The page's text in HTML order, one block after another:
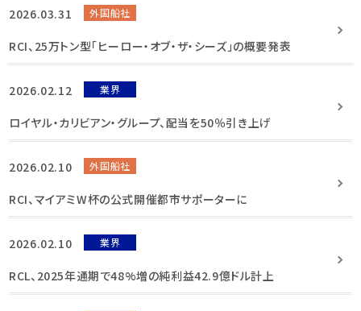
2026.03.31 外国船社
RCI、25万トン型「ヒーロー・オブ・ザ・シーズ」の概要発表
2026.02.12 業界
ロイヤル・カリビアン・グループ、配当を50％引き上げ
2026.02.10 外国船社
RCI、マイアミW杯の公式開催都市サポーターに
2026.02.10 業界
RCL、2025年通期で48%増の純利益42.9億ドル計上